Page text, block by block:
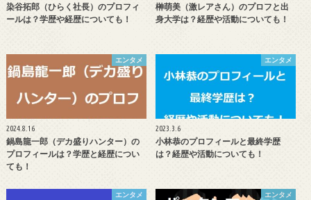
染谷拓郎（ひらく社長）のプロフィ
ールは？学歴や経歴についても！
榊萌美（激レアさん）のプロフと出
身大学は？経歴や活動についても！
エンタメ
2024.8.16
鍋島龍一郎（デカ盛りハンター）の
プロフィールは？学歴と経歴につい
ても！
エンタメ
2023.3.6
小林恭のプロフィールと最終学歴
は？経歴や活動についても！
エンタメ エンタメ